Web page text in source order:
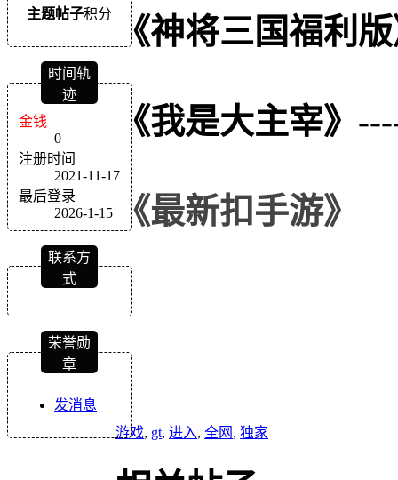
主题帖子积分
时间轨
迹
金钱
0
注册时间
2021-11-17
最后登录
2026-1-15
联系方
式
荣誉勋
章
发消息
《神将三国福利
《我是大主宰》
《最新扣 手游》
游戏, gt, 进入, 全网 , 独家